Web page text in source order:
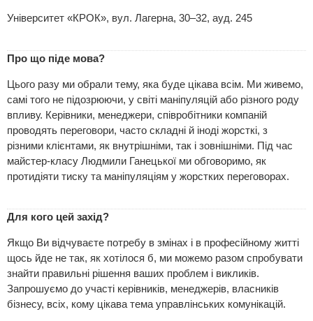
Університет «КРОК», вул. Лагерна, 30–32, ауд. 245
Про що піде мова?
Цього разу ми обрали тему, яка буде цікава всім. Ми живемо,
самі того не підозрюючи, у світі маніпуляцій або різного роду
впливу. Керівники, менеджери, співробітники компаній
проводять переговори, часто складні й іноді жорсткі, з
різними клієнтами, як внутрішніми, так і зовнішніми. Під час
майстер-класу Людмили Ганецької ми обговоримо, як
протидіяти тиску та маніпуляціям у жорстких переговорах.
Для кого цей захід?
Якщо Ви відчуваєте потребу в змінах і в професійному житті
щось йде не так, як хотілося б, ми можемо разом спробувати
знайти правильні рішення ваших проблем і викликів.
Запрошуємо до участі керівників, менеджерів, власників
бізнесу, всіх, кому цікава тема управлінських комунікацій.